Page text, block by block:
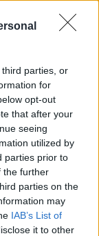
parties, or
for
opt-out
that after your
seeing
utilized by
parties prior to
the further
parties on the
may
IAB’s List of
it to other
σημείο στη
από το
Μέτρα